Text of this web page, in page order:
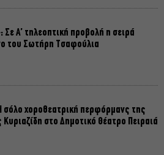
Σε Α’ τηλεοπτική προβολή η σειρά
του Σωτήρη Τσαφούλια
σόλο χοροθεατρική περφόρμανς της
Κυριαζίδη στο Δημοτικό Θέατρο Πειραιά